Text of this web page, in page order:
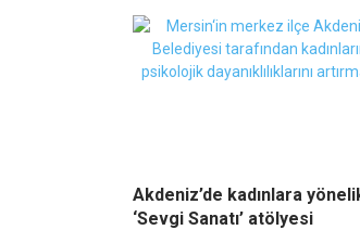
Akdeniz’de kadınlara
‘Sevgi Sanatı’ atölyesi